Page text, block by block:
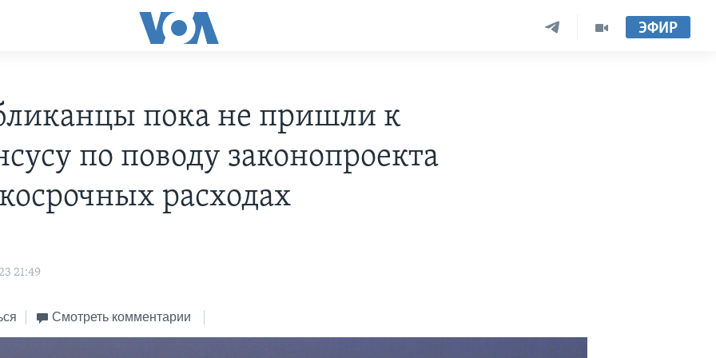
ЭФИР
пока не пришли к
по поводу законопроекта
расходах
21:49
Смотреть комментарии